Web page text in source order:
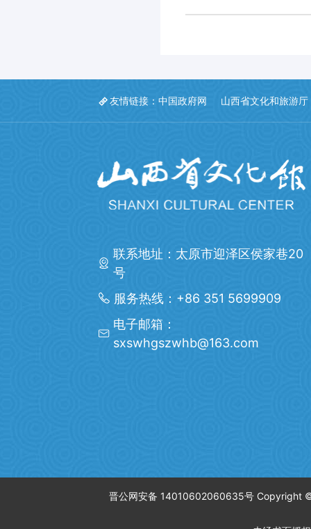
友情链接： 中国政府网 山西省文化和旅游厅
联系地址：太原市迎泽区侯家巷20
号
服务热线：+86 351 5699909
电子邮箱：
sxswhgszwhb@163.com
晋公网安备 14010602060635号 Copyright